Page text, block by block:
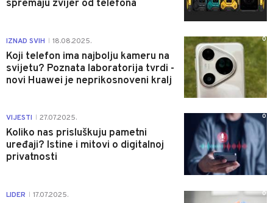
spremaju zvijer od telefona
IZNAD SVIH 18.08.2025.
Koji telefon ima najbolju kameru na
svijetu? Poznata laboratorija tvrdi -
novi Huawei je neprikosnoveni kralj
0
VIJESTI 27.07.2025.
Koliko nas prisluškuju pametni
uređaji? Istine i mitovi o digitalnoj
privatnosti
0
LIDER 17.07.2025. 0